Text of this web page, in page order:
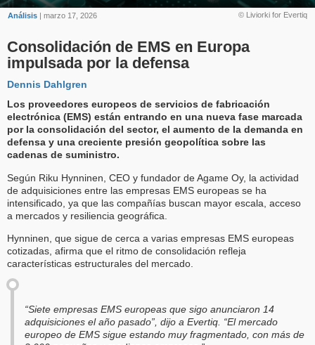
© Liviorki for Evertiq
Análisis | marzo 17, 2026
Consolidación de EMS en Europa
impulsada por la defensa
Dennis Dahlgren
Los proveedores europeos de servicios de fabricación
electrónica (EMS) están entrando en una nueva fase marcada
por la consolidación del sector, el aumento de la demanda en
defensa y una creciente presión geopolítica sobre las
cadenas de suministro.
Según Riku Hynninen, CEO y fundador de Agame Oy, la actividad
de adquisiciones entre las empresas EMS europeas se ha
intensificado, ya que las compañías buscan mayor escala, acceso
a mercados y resiliencia geográfica.
Hynninen, que sigue de cerca a varias empresas EMS europeas
cotizadas, afirma que el ritmo de consolidación refleja
características estructurales del mercado.
“Siete empresas EMS europeas que sigo anunciaron 14
adquisiciones el año pasado”, dijo a Evertiq. “El mercado
europeo de EMS sigue estando muy fragmentado, con más de